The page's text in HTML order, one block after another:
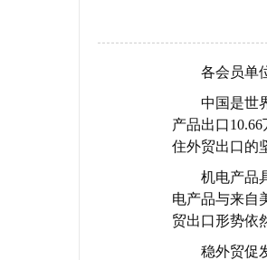
各会员单
中国是世
产品出口
住外贸出口的
机电产品
电产品与来自
贸出口形势依
稳外贸促